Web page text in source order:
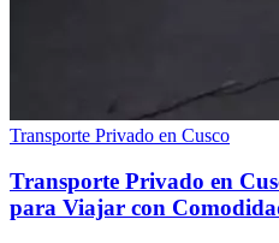
Transporte Privado en Cusco
Transporte Privado en
para Viajar con